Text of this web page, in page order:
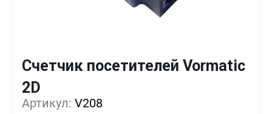
Счетчик посетителей Vormatic
2D
Артикул: V208
Кол-во